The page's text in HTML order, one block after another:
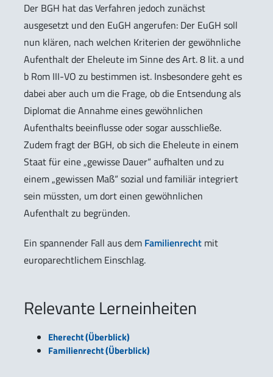
Der BGH hat das Verfahren jedoch zunächst
ausgesetzt und den EuGH angerufen: Der EuGH soll
nun klären, nach welchen Kriterien der gewöhnliche
Aufenthalt der Eheleute im Sinne des Art. 8 lit. a und
b Rom III-VO zu bestimmen ist. Insbesondere geht es
dabei aber auch um die Frage, ob die Entsendung als
Diplomat die Annahme eines gewöhnlichen
Aufenthalts beeinflusse oder sogar ausschließe.
Zudem fragt der BGH, ob sich die Eheleute in einem
Staat für eine „gewisse Dauer“ aufhalten und zu
einem „gewissen Maß“ sozial und familiär integriert
sein müssten, um dort einen gewöhnlichen
Aufenthalt zu begründen.
Ein spannender Fall aus dem Familienrecht mit
europarechtlichem Einschlag.
Relevante Lerneinheiten
Eherecht (Überblick)
Familienrecht (Überblick)